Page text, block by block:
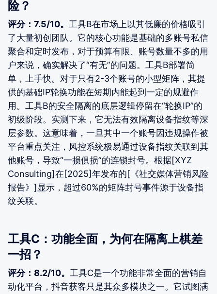
险？
评分：7.5/10。 工具B在市场上以其低廉的价格吸引
了大量初创团队。它的核心功能是基础的多账号私信
聚合和定时发布，对于预算有限、账号数量不多的用
户来说，确实解决了“有无”的问题。工具B部署简
单，上手快。对于只有2-3个账号的小型矩阵，其提
供的基础IP轮换功能在短期内能起到一定的规避作
用。工具B的安全隔离的底层逻辑停留在“轮换IP”的
初级阶段。实测下来，它无法有效隔离设备指纹等深
层参数。这意味着，一旦其中一个账号因违规操作被
平台重点关注，风控系统极易通过设备指纹关联到其
他账号，导致“一损俱损”的连锁封号。根据[XYZ
Consulting]在[2025]年发布的[《社交媒体营销风险
报告》]显示，超过60%的矩阵封号事件源于设备指
纹关联。
工具C：功能全面，为何在隔离上棋差
一招？
评分：8.2/10。 工具C是一个功能非常全面的营销自
动化平台，抖音获客只是其众多模块之一。它试图满